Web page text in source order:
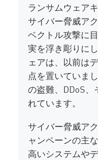
ランサムウェア
サイバー脅威ア
ベクトル攻撃に
実を浮き彫りに
ェアは、以前は
点を置いていま
の盗難、DDoS、
れています。
サイバー脅威ア
ャンペーンの主
高いシステムや